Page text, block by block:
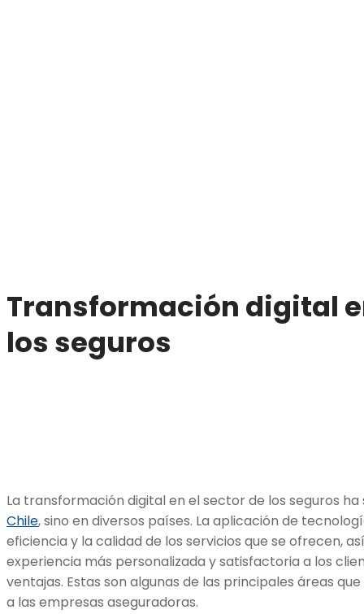
Transformación digital
los seguros
La transformación digital en el sector de los seguros ha
Chile, sino en diversos países. La aplicación de
eficiencia y la calidad de los servicios que se ofrecen,
experiencia más personalizada y satisfactoria a los
ventajas. Estas son algunas de las principales áreas
a las empresas aseguradoras.